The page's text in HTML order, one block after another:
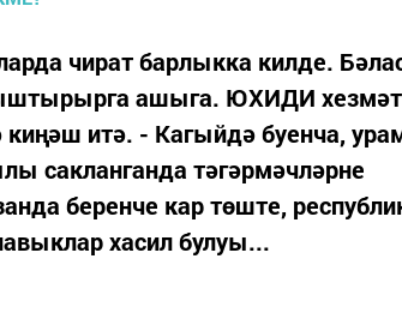
чират барлыкка килде.
ашыга. ЮХИДИ
итә. - Кагыйдә буенча,
сакланганда тәгәрмәчләрне
беренче кар төште,
хасил булуы...